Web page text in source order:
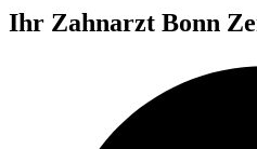
Ihr Zahnarzt Bonn